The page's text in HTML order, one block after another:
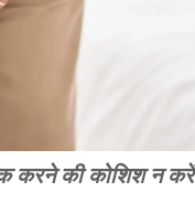
करने की कोशिश न करें